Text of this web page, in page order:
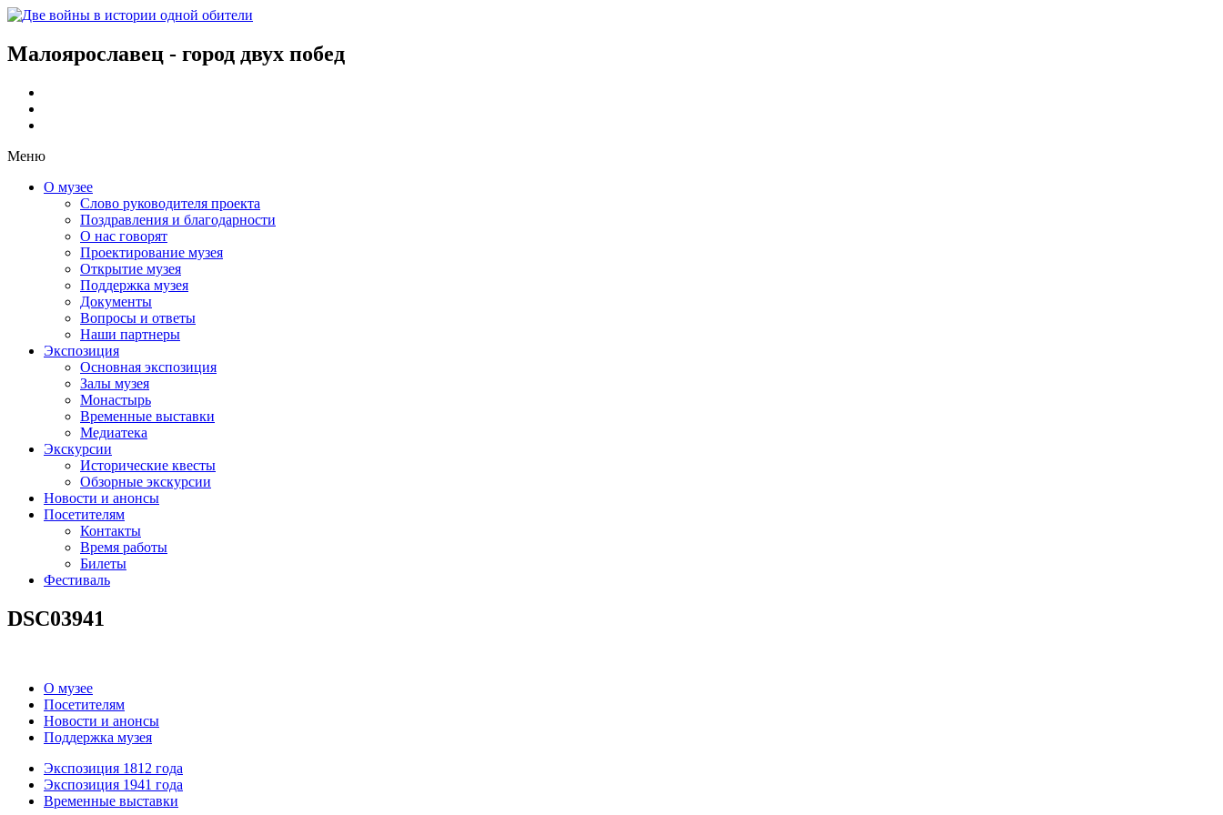
Малоярославец - город двух побед
Меню
О музее
Слово руководителя проекта
Поздравления и благодарности
О нас говорят
Проектирование музея
Открытие музея
Поддержка музея
Документы
Вопросы и ответы
Наши партнеры
Экспозиция
Основная экспозиция
Залы музея
Монастырь
Временные выставки
Медиатека
Экскурсии
Исторические квесты
Обзорные экскурсии
Новости и анонсы
Посетителям
Контакты
Время работы
Билеты
Фестиваль
DSC03941
О музее
Посетителям
Новости и анонсы
Поддержка музея
Экспозиция 1812 года
Экспозиция 1941 года
Временные выставки